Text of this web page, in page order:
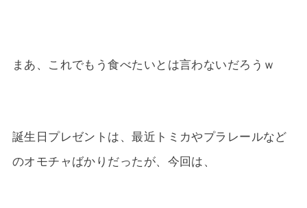
まあ、これでもう食べたいとは言わないだろうｗ
誕生日プレゼントは、最近トミカやプラレールなど
のオモチャばかりだったが、今回は、